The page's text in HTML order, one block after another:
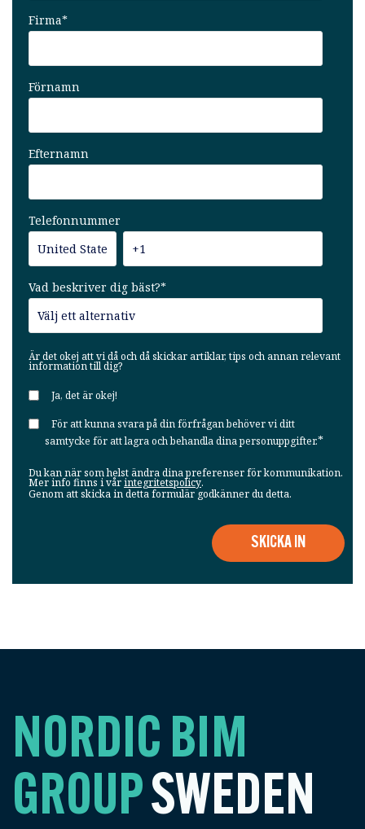
Firma*
Förnamn
Efternamn
Telefonnummer
Vad beskriver dig bäst?*
Är det okej att vi då och då skickar artiklar, tips och annan relevant
information till dig?
Ja, det är okej!
För att kunna svara på din förfrågan behöver vi ditt
samtycke för att lagra och behandla dina personuppgifter.*
Du kan när som helst ändra dina preferenser för kommunikation.
Mer info finns i vårintegritetspolicy.
Genom att skicka in detta formulär godkänner du detta.
NORDIC BIM
GROUPSWEDEN